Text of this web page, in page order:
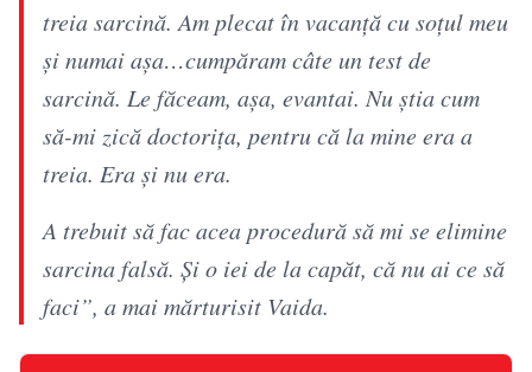
treia sarcină. Am plecat în vacanță cu soțul meu
și numai așa…cumpăram câte un test de
sarcină. Le făceam, așa, evantai. Nu știa cum
să-mi zică doctorița, pentru că la mine era a
treia. Era și nu era.
A trebuit să fac acea procedură să mi se elimine
sarcina falsă. Și o iei de la capăt, că nu ai ce să
faci”, a mai mărturisit Vaida.